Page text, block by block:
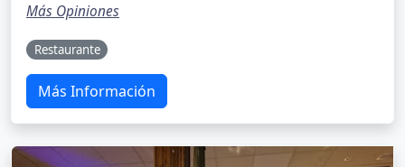
Más Opiniones
Restaurante
Más Información